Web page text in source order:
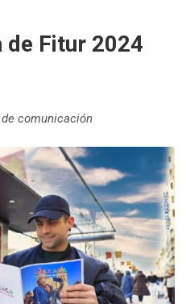
de Fitur 2024
comunicación